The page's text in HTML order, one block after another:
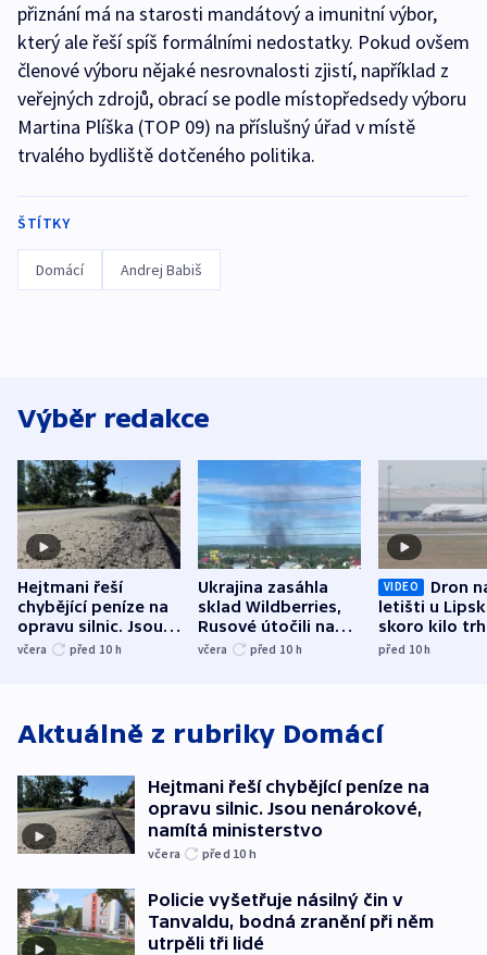
přiznání má na starosti mandátový a imunitní výbor,
který ale řeší spíš formálními nedostatky. Pokud ovšem
členové výboru nějaké nesrovnalosti zjistí, například z
veřejných zdrojů, obrací se podle místopředsedy výboru
Martina Plíška (TOP 09) na příslušný úřad v místě
trvalého bydliště dotčeného politika.
ŠTÍTKY
Domácí Andrej Babiš
Výběr redakce
Hejtmani řeší
chybějící peníze na
opravu silnic. Jsou
nenárokové, namítá
včera před 10 h
Ukrajina zasáhla
sklad Wildberries,
Rusové útočili na
trh, hasiče či
včera před 10 h
VIDEO
Dron
letišti u
skoro kilo
indicie
před 10h
Aktuálně z rubriky Domácí
Hejtmani řeší chybějící peníze na
opravu silnic. Jsou nenárokové,
namítá ministerstvo
včera před 10 h
Policie vyšetřuje násilný čin v
Tanvaldu, bodná zranění při něm
utrpěli tři lidé